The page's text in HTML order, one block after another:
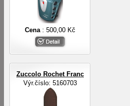
Cena : 500,00 Kč
Zuccolo Rochet Francie ZRC ROCHET
Výr.číslo: 5160703